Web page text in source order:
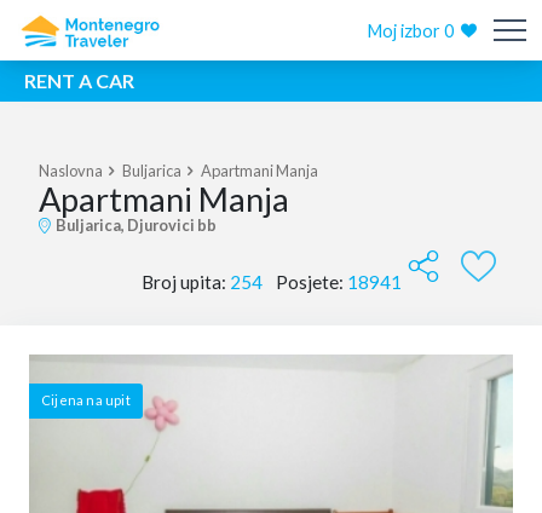
Moj izbor0
RENT A CAR
Naslovna Buljarica Apartmani Manja
Apartmani Manja
Buljarica, Djurovici bb
Broj upita: 254 Posjete: 18941
Cijena na upit